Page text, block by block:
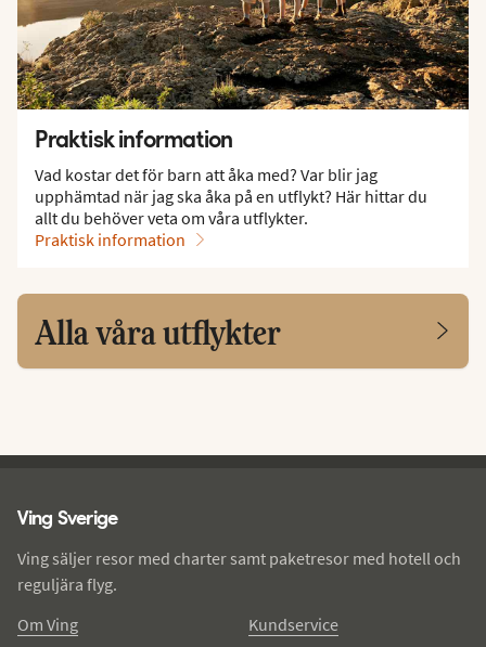
Praktisk information
Vad kostar det för barn att åka med? Var blir jag
upphämtad när jag ska åka på en utflykt? Här hittar du
allt du behöver veta om våra utflykter.
Praktisk information
Alla våra utflykter
Ving Sverige
Ving säljer resor med charter samt paketresor med hotell och
reguljära flyg.
Om Ving
Kundservice